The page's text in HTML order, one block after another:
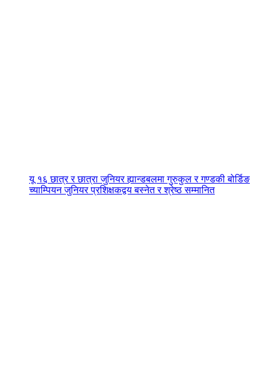
यू १६ छात्र र छात्रा जुनियर ह्यान्डबलमा गुरुकुल र गण्डकी बोर्डिङ
च्याम्पियन जुनियर प्रशिक्षकद्वय बस्नेत र श्रेष्ठ सम्मानित